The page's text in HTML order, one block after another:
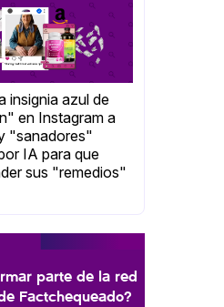
insignia azul de
en Instagram a
"sanadores"
IA para que
sus "remedios"
parte de la red
Factchequeado?